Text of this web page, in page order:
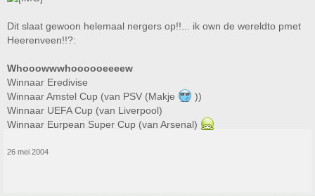
Dit slaat gewoon helemaal nergers op!!... ik own de wereldto pmet
Heerenveen!!?:
Whooowwwhoooooeeeew
Winnaar Eredivise
Winnaar Amstel Cup (van PSV (Makje
))
Winnaar UEFA Cup (van Liverpool)
Winnaar Eurpean Super Cup (van Arsenal)
26 mei 2004